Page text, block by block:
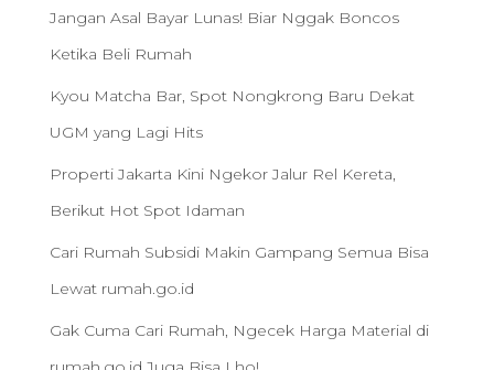
Jangan Asal Bayar Lunas! Biar Nggak Boncos
Ketika Beli Rumah
Kyou Matcha Bar, Spot Nongkrong Baru Dekat
UGM yang Lagi Hits
Properti Jakarta Kini Ngekor Jalur Rel Kereta,
Berikut Hot Spot Idaman
Cari Rumah Subsidi Makin Gampang Semua Bisa
Lewat rumah.go.id
Gak Cuma Cari Rumah, Ngecek Harga Material di